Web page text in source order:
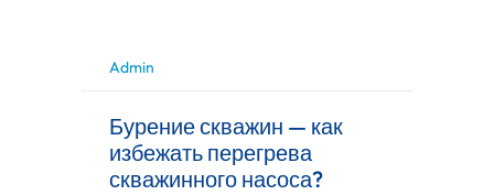
Admin
Бурение скважин — как
избежать перегрева
скважинного насоса?